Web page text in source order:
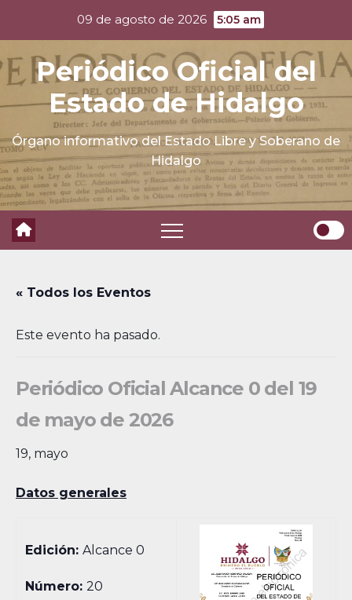
content
09 de agosto de 2026 5:05 am
Periódico Oficial del
Estado de Hidalgo
Órgano informativo del Estado Libre y Soberano de
Hidalgo
« Todos los Eventos
Este evento ha pasado.
Periódico Oficial Alcance 0 del 19
de mayo de 2026
19, mayo
Datos generales
Edición:Alcance 0
Número:20